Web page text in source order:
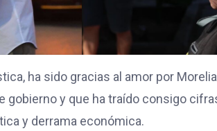
ha sido gracias al amor por
gobierno y que ha traído consigo
y derrama económica.